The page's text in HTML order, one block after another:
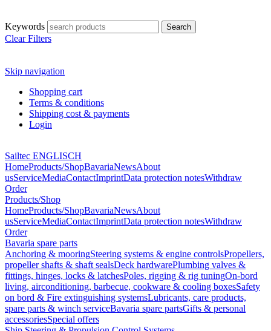
Keywords
Clear Filters
Skip navigation
Shopping cart
Terms & conditions
Shipping cost & payments
Login
Sailtec ENGLISCH
HomeProducts/ShopBavariaNewsAbout
usServiceMediaContactImprintData protection notesWithdraw
Order
Products/Shop
HomeProducts/ShopBavariaNewsAbout
usServiceMediaContactImprintData protection notesWithdraw
Order
Bavaria spare parts
Anchoring & mooringSteering systems & engine controlsPropellers,
propeller shafts & shaft sealsDeck hardwarePlumbing valves &
fittings, hinges, locks & latchesPoles, rigging & rig tuningOn-bord
living, airconditioning, barbecue, cookware & cooling boxesSafety
on bord & Fire extinguishing systemsLubricants, care products,
spare parts & winch serviceBavaria spare partsGifts & personal
accessoriesSpecial offers